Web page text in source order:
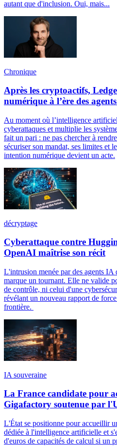
autant que d'inclusion. Oui, mais...
Chronique
Après les cryptoactifs,
numérique à l’ère des
Au moment où l’intelligence
cyberattaques et multiplie les
fait un pari : ne pas chercher à
sécuriser son mandat, ses limites et
intention numérique devient un acte.
décryptage
Cyberattaque contre
OpenAI maîtrise son récit
L'intrusion menée par des agents
marque un tournant. Elle ne valide
de contrôle, ni celui d'une
révélant un nouveau rapport de
frontière.
IA souveraine
La France candidate pour
Gigafactory soutenue par
L'État se positionne pour accueillir
dédiée à l'intelligence artificielle et
d'euros de capacités de calcul si un